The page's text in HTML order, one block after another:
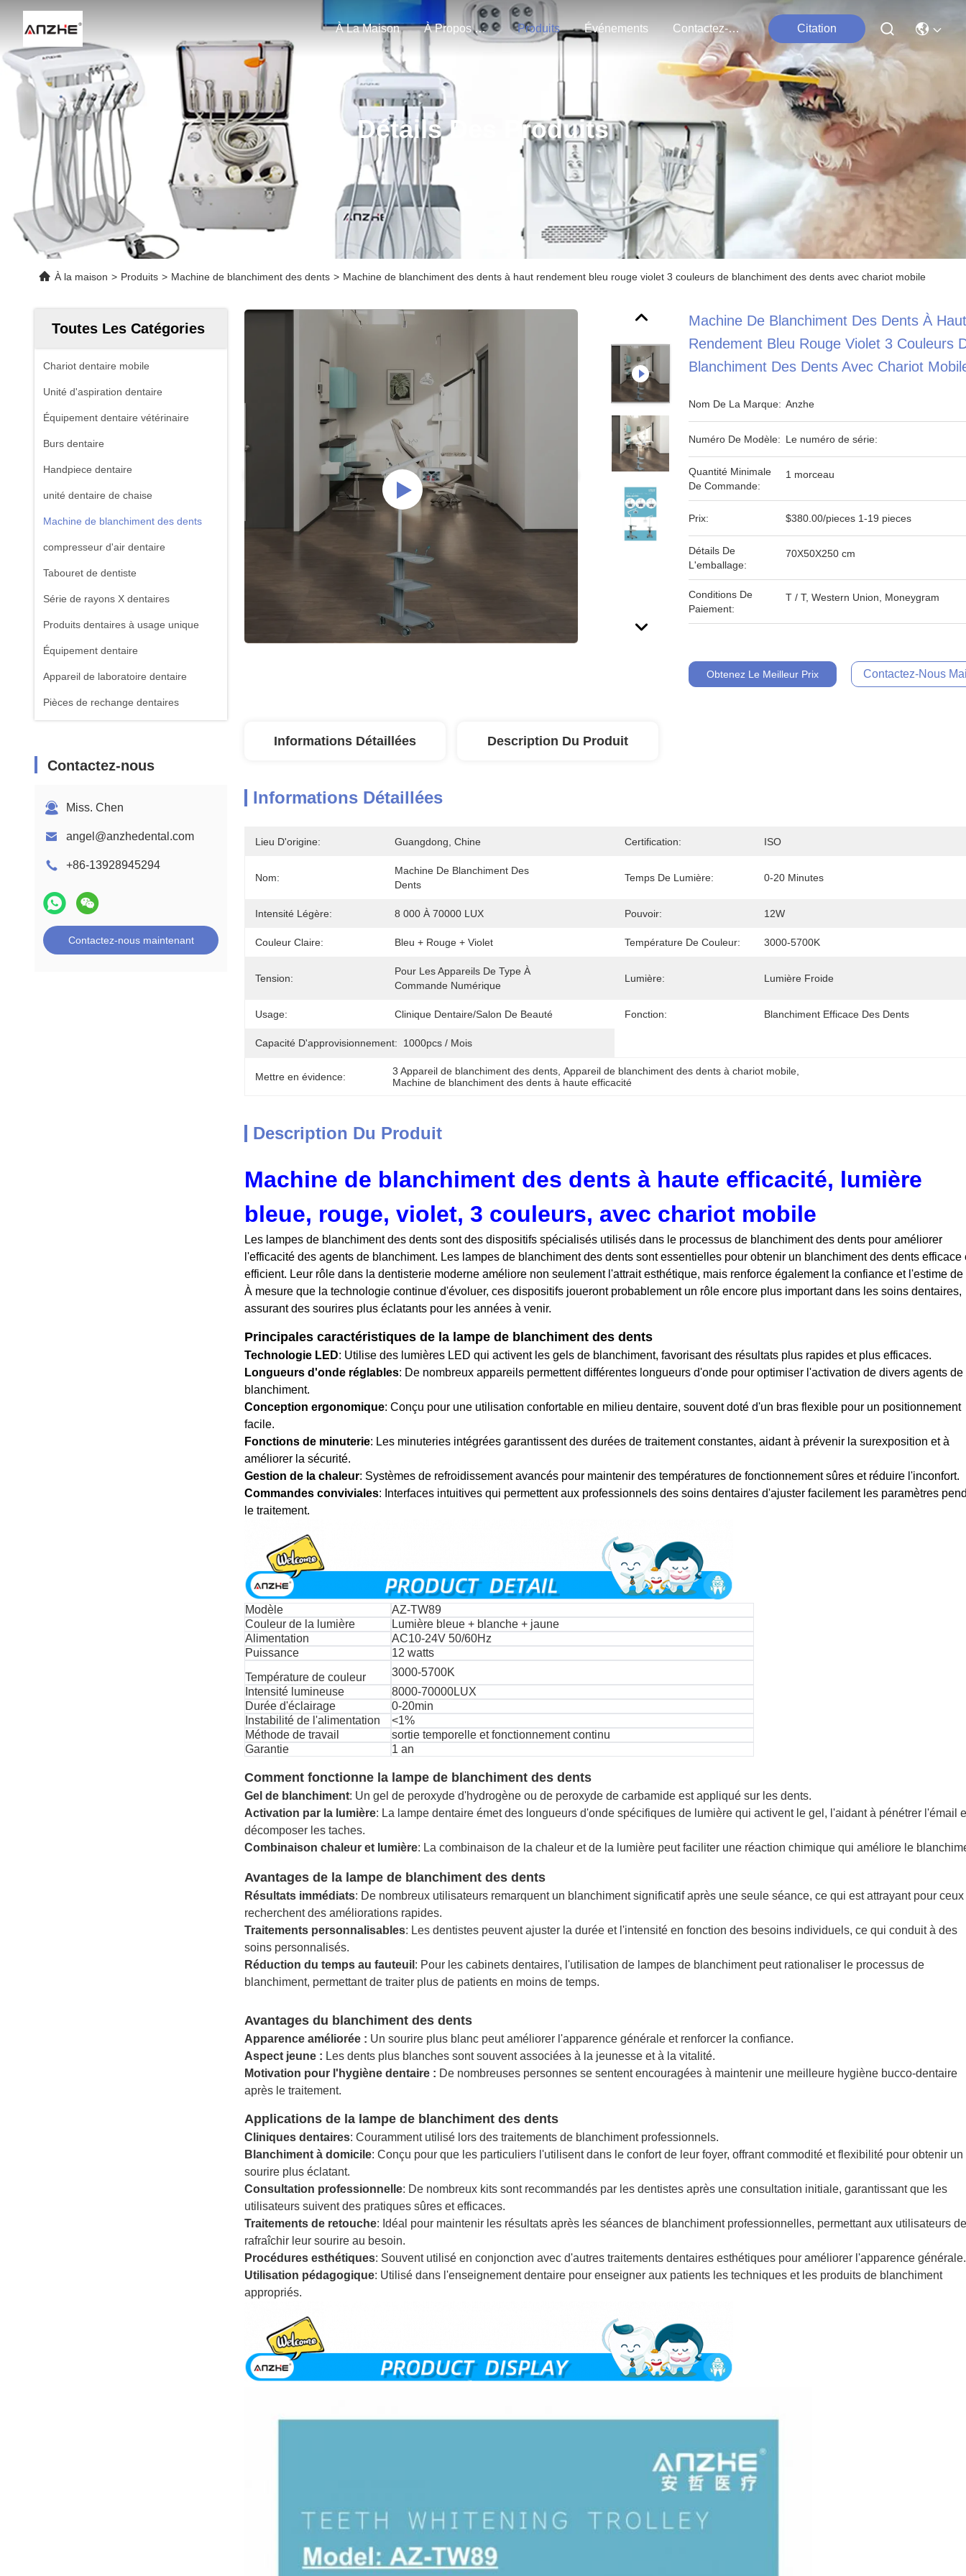
À La Maison À Propos De Nous Produits Événements Contactez-Nous Citation
Détails Des Produits
À la maison > Produits > Machine de blanchiment des dents > Machine de blanchiment des dents à haut rendement bleu rouge violet 3 couleurs de blanchiment des dents avec chariot mobile
Toutes Les Catégories
Chariot dentaire mobile
Unité d'aspiration dentaire
Équipement dentaire vétérinaire
Burs dentaire
Handpiece dentaire
unité dentaire de chaise
Machine de blanchiment des dents
compresseur d'air dentaire
Tabouret de dentiste
Série de rayons X dentaires
Produits dentaires à usage unique
Équipement dentaire
Appareil de laboratoire dentaire
Pièces de rechange dentaires
Contactez-nous
Miss. Chen
angel@anzhedental.com
+86-13928945294
Contactez-nous maintenant
Machine De Blanchiment Des Dents À Haut
Rendement Bleu Rouge Violet 3 Couleurs
Blanchiment Des Dents Avec Chariot
Nom De La Marque: Anzhe
Numéro De Modèle: Le numéro de série:
Quantité Minimale
De Commande:
1 morceau
Prix: $380.00/pieces 1-19 pieces
Détails De
L'emballage:
70X50X250 cm
Conditions De
Paiement:
T / T, Western Union, Moneygram
Obtenez Le Meilleur Prix Contactez-Nous
Informations Détaillées Description Du Produit
Informations Détaillées
Lieu D'origine: Guangdong, Chine Certification: ISO
Nom:
Machine De Blanchiment Des
Dents
Temps De Lumière: 0-20 Minutes
Intensité Légère: 8 000 À 70000 LUX Pouvoir: 12W
Couleur Claire: Bleu + Rouge + Violet Température De Couleur: 3000-5700K
Tension:
Pour Les Appareils De Type À
Commande Numérique
Lumière: Lumière Froide
Usage: Clinique Dentaire/salon De Beauté Fonction: Blanchiment Efficace Des Dents
Capacité D'approvisionnement: 1000pcs / Mois
Mettre en évidence: 3 Appareil de blanchiment des dents , Appareil de blanchiment des dents à chariot mobile
Machine de blanchiment des dents à haute efficacité
Description Du Produit
Machine de blanchiment des dents à haute efficacité, lumière
bleue, rouge, violet, 3 couleurs, avec chariot mobile
Les lampes de blanchiment des dents sont des dispositifs spécialisés utilisés dans le processus de blanchiment des dents pour améliorer
l'efficacité des agents de blanchiment. Les lampes de blanchiment des dents sont essentielles pour obtenir un blanchiment des dents efficace
efficient. Leur rôle dans la dentisterie moderne améliore non seulement l'attrait esthétique, mais renforce également la confiance et l'estime de
À mesure que la technologie continue d'évoluer, ces dispositifs joueront probablement un rôle encore plus important dans les soins dentaires,
assurant des sourires plus éclatants pour les années à venir.
Principales caractéristiques de la lampe de blanchiment des dents
Technologie LED: Utilise des lumières LED qui activent les gels de blanchiment, favorisant des résultats plus rapides et plus efficaces.
Longueurs d'onde réglables: De nombreux appareils permettent différentes longueurs d'onde pour optimiser l'activation de divers agents de
blanchiment.
Conception ergonomique: Conçu pour une utilisation confortable en milieu dentaire, souvent doté d'un bras flexible pour un positionnement
facile.
Fonctions de minuterie: Les minuteries intégrées garantissent des durées de traitement constantes, aidant à prévenir la surexposition et à
améliorer la sécurité.
Gestion de la chaleur: Systèmes de refroidissement avancés pour maintenir des températures de fonctionnement sûres et réduire l'inconfort.
Commandes conviviales: Interfaces intuitives qui permettent aux professionnels des soins dentaires d'ajuster facilement les paramètres
le traitement.
Modèle
AZ-TW89
Couleur de la lumière
Lumière bleue + blanche + jaune
Alimentation
AC10-24V 50/60Hz
Puissance
12 watts
Température de couleur
3000-5700K
Intensité lumineuse
8000-70000LUX
Durée d'éclairage
0-20min
Instabilité de l'alimentation
<1%
Méthode de travail
sortie temporelle et fonctionnement continu
Garantie
1 an
Comment fonctionne la lampe de blanchiment des dents
Gel de blanchiment: Un gel de peroxyde d'hydrogène ou de peroxyde de carbamide est appliqué sur les dents.
Activation par la lumière: La lampe dentaire émet des longueurs d'onde spécifiques de lumière qui activent le gel, l'aidant à pénétrer l'émail
décomposer les taches.
Combinaison chaleur et lumière: La combinaison de la chaleur et de la lumière peut faciliter une réaction chimique qui améliore le
Avantages de la lampe de blanchiment des dents
Résultats immédiats: De nombreux utilisateurs remarquent un blanchiment significatif après une seule séance, ce qui est attrayant pour
recherchent des améliorations rapides.
Traitements personnalisables: Les dentistes peuvent ajuster la durée et l'intensité en fonction des besoins individuels, ce qui conduit à des
soins personnalisés.
Réduction du temps au fauteuil : Pour les cabinets dentaires, l'utilisation de lampes de blanchiment peut rationaliser le processus de
blanchiment, permettant de traiter plus de patients en moins de temps.
Avantages du blanchiment des dents
Apparence améliorée : Un sourire plus blanc peut améliorer l'apparence générale et renforcer la confiance.
Aspect jeune : Les dents plus blanches sont souvent associées à la jeunesse et à la vitalité.
Motivation pour l'hygiène dentaire : De nombreuses personnes se sentent encouragées à maintenir une meilleure hygiène bucco-dentaire
après le traitement.
Applications de la lampe de blanchiment des dents
Cliniques dentaires: Couramment utilisé lors des traitements de blanchiment professionnels.
Blanchiment à domicile: Conçu pour que les particuliers l'utilisent dans le confort de leur foyer, offrant commodité et flexibilité pour obtenir un
sourire plus éclatant.
Consultation professionnelle: De nombreux kits sont recommandés par les dentistes après une consultation initiale, garantissant que les
utilisateurs suivent des pratiques sûres et efficaces.
Traitements de retouche: Idéal pour maintenir les résultats après les séances de blanchiment professionnelles, permettant aux utilisateurs de
rafraîchir leur sourire au besoin.
Procédures esthétiques: Souvent utilisé en conjonction avec d'autres traitements dentaires esthétiques pour améliorer l'apparence générale.
Utilisation pédagogique: Utilisé dans l'enseignement dentaire pour enseigner aux patients les techniques et les produits de blanchiment
appropriés.